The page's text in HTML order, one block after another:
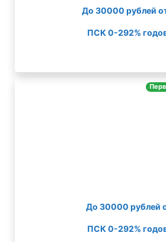
До 30000 рублей
ПСК 0-292%
До 30000 рублей
ПСК 0-292%